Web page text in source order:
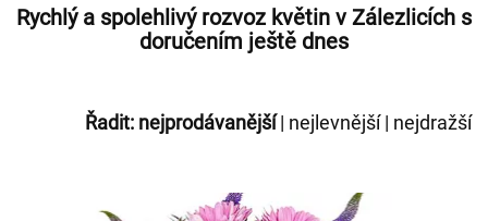
Rychlý a spolehlivý rozvoz květin v Zálezlicích s
doručením ještě dnes
Řadit: nejprodávanější| nejlevnější| nejdražší